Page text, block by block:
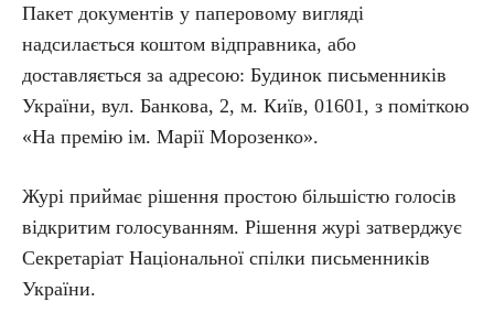
Пакет документів у паперовому вигляді
надсилається коштом відправника, або
доставляється за адресою: Будинок письменників
України, вул. Банкова, 2, м. Київ, 01601, з поміткою
«На премію ім. Марії Морозенко».
Журі приймає рішення простою більшістю голосів
відкритим голосуванням. Рішення журі затверджує
Секретаріат Національної спілки письменників
України.